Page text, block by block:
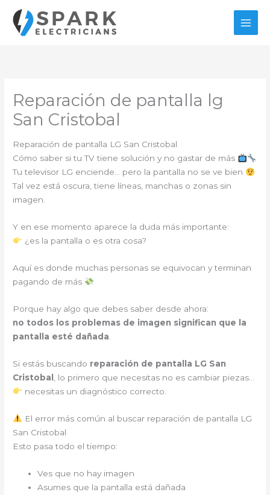
contenido
Reparación de pantalla lg
San Cristobal
Reparación de pantalla LG San Cristobal
Cómo saber si tu TV tiene solución y no gastar de más
Tu televisor LG enciende… pero la pantalla no se ve bien
Tal vez está oscura, tiene líneas, manchas o zonas sin
imagen.
Y en ese momento aparece la duda más importante:
¿es la pantalla o es otra cosa?
Aquí es donde muchas personas se equivocan y terminan
pagando de más
Porque hay algo que debes saber desde ahora:
no todos los problemas de imagen significan que la
pantalla esté dañada
Si estás buscando reparación de pantalla LG San
Cristobal
, lo primero que necesitas no es cambiar piezas…
necesitas un diagnóstico correcto.
El error más común al buscar reparación de pantalla LG
San Cristobal
Esto pasa todo el tiempo:
Ves que no hay imagen
Asumes que la pantalla está dañada